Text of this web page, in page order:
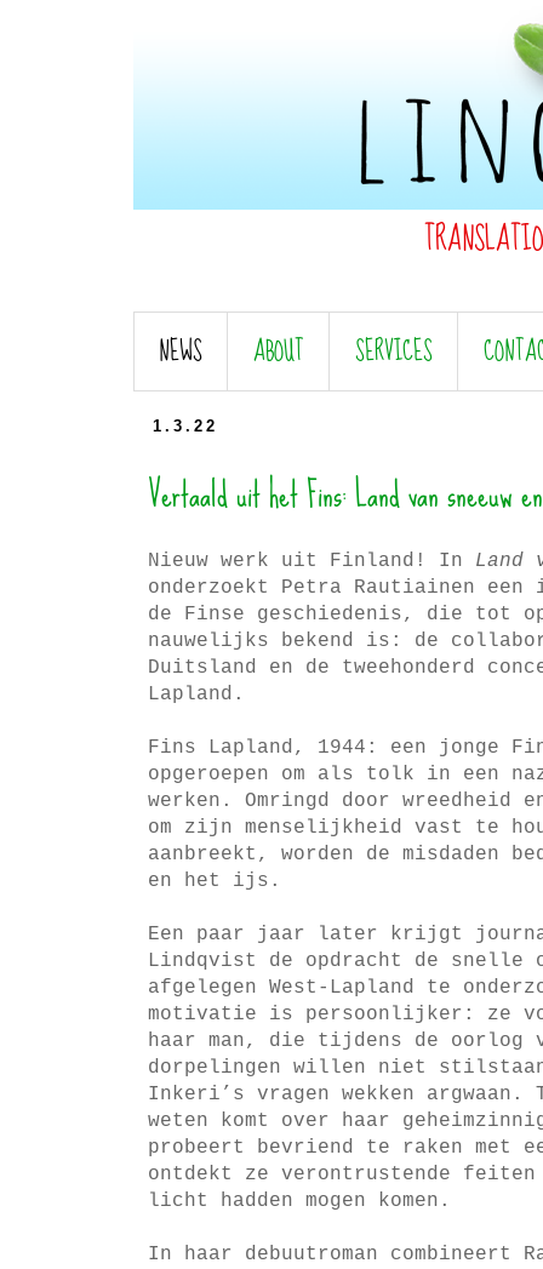
NEWS ABOUT SERVICES
1.3.22
Vertaald uit het Fins: Land van sneeuw
Nieuw werk uit Finland! In Land
onderzoekt Petra Rautiainen
de Finse geschiedenis, die tot op
nauwelijks bekend is: de
Duitsland en de tweehonderd
Lapland.
Fins Lapland, 1944: een jonge
opgeroepen om als tolk in een
werken. Omringd door
om zijn menselijkheid vast te
aanbreekt, worden de misdaden
en het ijs.
Een paar jaar later krijgt
Lindqvist de opdracht de snelle
afgelegen West-Lapland te
motivatie is persoonlijker: ze
haar man, die tijdens de oorlog
dorpelingen willen niet
Inkeri’s vragen wekken
weten komt over haar
probeert bevriend te raken met
ontdekt ze verontrustende
licht hadden mogen komen.
In haar debuutroman combineert